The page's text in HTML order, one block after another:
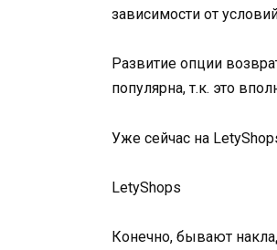
зависимости от
Развитие опции
популярна, т.к. это
Уже сейчас на
LetyShops
Конечно, бывают